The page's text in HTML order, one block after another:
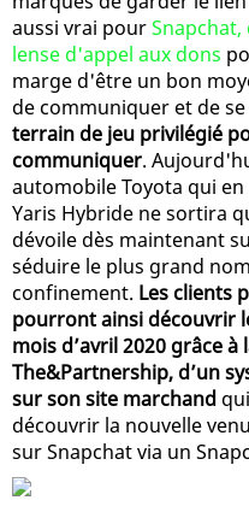
aussi vrai pour
lense d'appel aux dons
marge d'être un bon
de communiquer et de
terrain de jeu privilégié
communiquer.
automobile Toyota qui
Yaris Hybride ne sortira
dévoile dès maintenant
séduire le plus grand
confinement. Les clients
pourront ainsi découvrir
mois d’avril 2020 grâce à
The&Partnership, d’un
sur son site marchand
découvrir la nouvelle
sur Snapchat via un